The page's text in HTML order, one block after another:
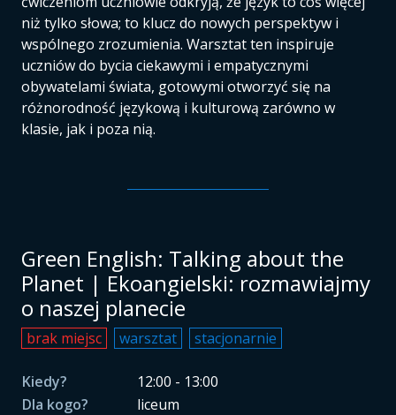
niż tylko słowa; to klucz do nowych perspektyw i
wspólnego zrozumienia. Warsztat ten inspiruje
uczniów do bycia ciekawymi i empatycznymi
obywatelami świata, gotowymi otworzyć się na
różnorodność językową i kulturową zarówno w
klasie, jak i poza nią.
Green English: Talking about the
Planet | Ekoangielski: rozmawiajmy
o naszej planecie
brak miejsc warsztat stacjonarnie
Kiedy?
12:00 - 13:00
Dla kogo?
liceum